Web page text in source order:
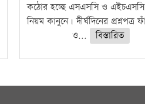
কঠোর হচ্ছে এসএসসি ও এইচএসসি
নিয়ম কানুনে। দীর্ঘদিনের
ও...
বিস্তারিত